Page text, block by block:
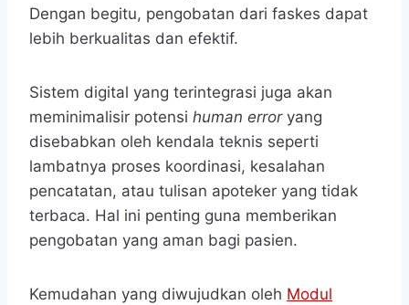
Dengan begitu, pengobatan dari faskes dapat
lebih berkualitas dan efektif.
Sistem digital yang terintegrasi juga akan
meminimalisir potensi human erroryang
disebabkan oleh kendala teknis seperti
lambatnya proses koordinasi, kesalahan
pencatatan, atau tulisan apoteker yang tidak
terbaca. Hal ini penting guna memberikan
pengobatan yang aman bagi pasien.
Kemudahan yang diwujudkan oleh Modul